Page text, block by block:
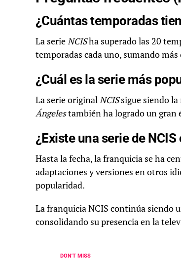
¿Cuántas temporadas
La serieNCISha superado las 20
temporadas cada uno, sumando
¿Cuál es la serie más
La serie originalNCISsigue siendo la
Ángelestambién ha logrado un gran
¿Existe una serie de
Hasta la fecha, la franquicia se ha
adaptaciones y versiones en otros
popularidad.
La franquicia NCIS continúa siendo
consolidando su presencia en la
DON'T MISS